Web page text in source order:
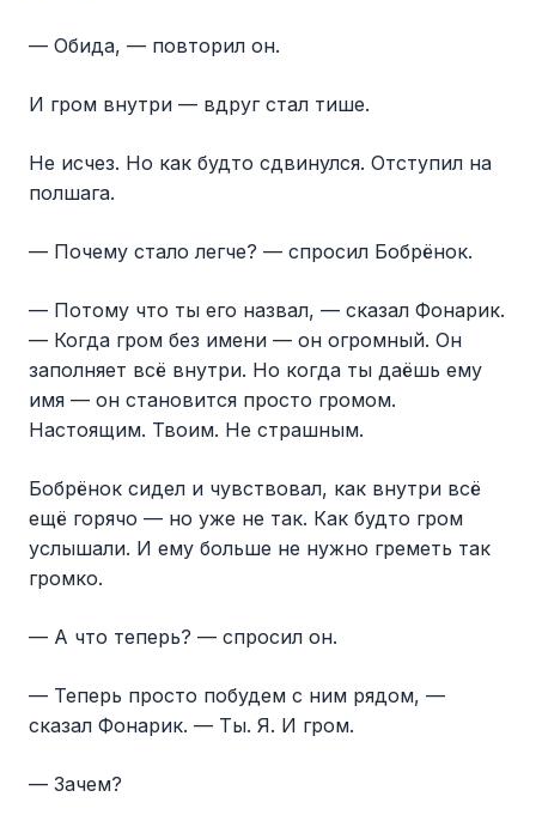
— Обида, — повторил он.
И гром внутри — вдруг стал тише.
Не исчез. Но как будто сдвинулся. Отступил на
полшага.
— Почему стало легче? — спросил Бобрёнок.
— Потому что ты его назвал, — сказал Фонарик.
— Когда гром без имени — он огромный. Он
заполняет всё внутри. Но когда ты даёшь ему
имя — он становится просто громом.
Настоящим. Твоим. Не страшным.
Бобрёнок сидел и чувствовал, как внутри всё
ещё горячо — но уже не так. Как будто гром
услышали. И ему больше не нужно греметь так
громко.
— А что теперь? — спросил он.
— Теперь просто побудем с ним рядом, —
сказал Фонарик. — Ты. Я. И гром.
— Зачем?